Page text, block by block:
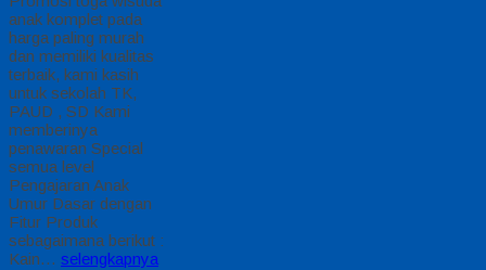
anak komplet pada
harga paling murah
dan memiliki kualitas
terbaik, kami kasih
untuk sekolah TK,
PAUD , SD Kami
memberinya
penawaran Special
semua level
Pengajaran Anak
Umur Dasar dengan
Fitur Produk
sebagaimana berikut :
Kain… selengkapnya